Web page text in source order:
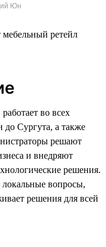
Юн
во всех
Сургута, а также
решают
и внедряют
решения.
вопросы,
решения для всей